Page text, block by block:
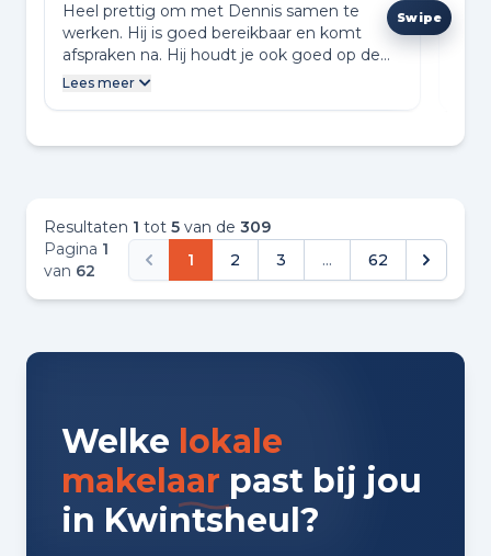
Heel prettig om met Dennis samen te
werken. Hij is goed bereikbaar en komt
afspraken na. Hij houdt je ook goed op de
hoogte wanneer iets langer duurt dan
Lees meer
het
Resultaten 1 tot 5 van de 309
Pagina 1
van 62
1 2 3 ... 62
Welke lokale
makelaar past bij jou
in Kwintsheul?